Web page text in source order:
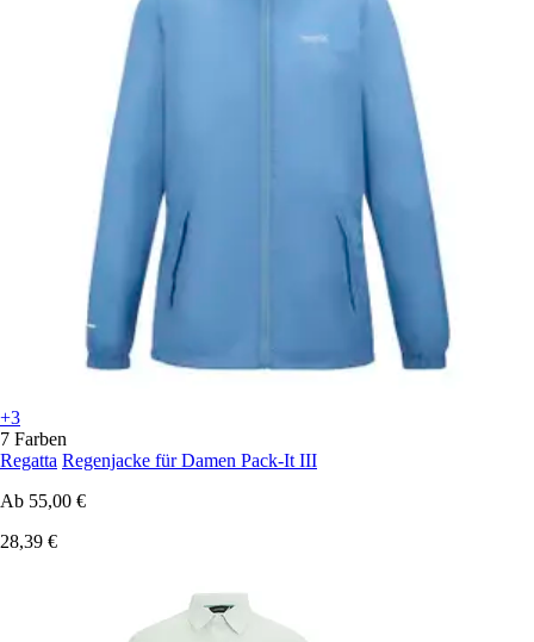
+3
7 Farben
Regatta Regenjacke für Damen Pack-It III
Ab 55,00 €
28,39 €